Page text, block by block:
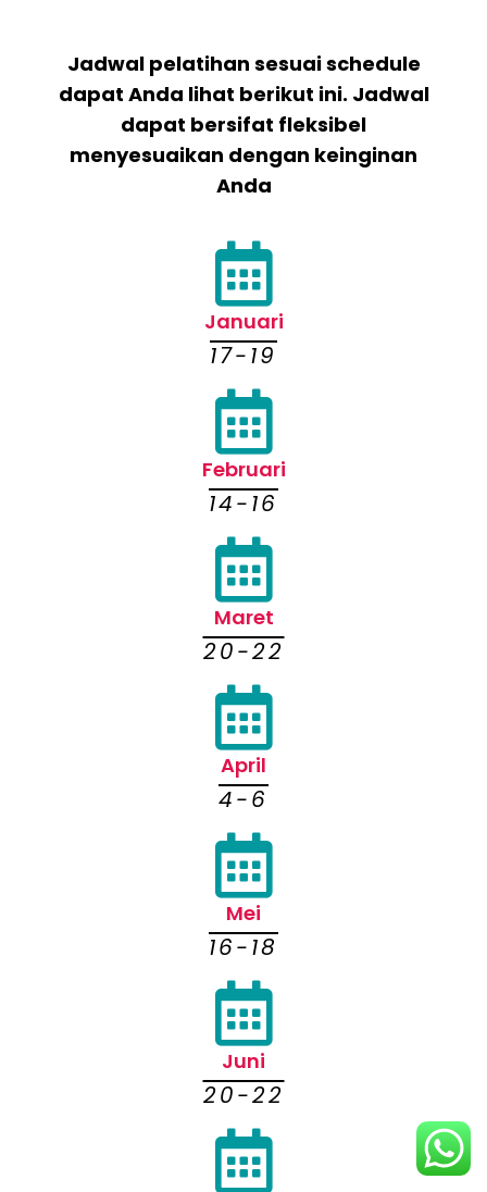
Jadwal pelatihan sesuai schedule
dapat Anda lihat berikut ini. Jadwal
dapat bersifat fleksibel
menyesuaikan dengan keinginan
Anda
Januari
17-19
Februari
14-16
Maret
20-22
April
4-6
Mei
16-18
Juni
20-22